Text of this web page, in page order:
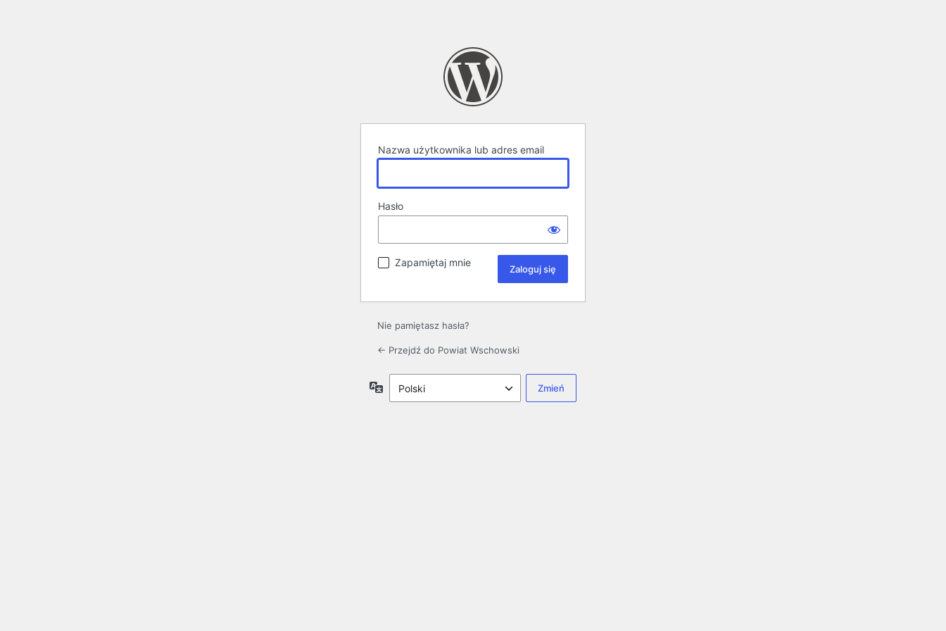
Nazwa użytkownika lub adres email
Hasło
Zapamiętaj mnie
Nie pamiętasz hasła?
← Przejdź do Powiat Wschowski
Język